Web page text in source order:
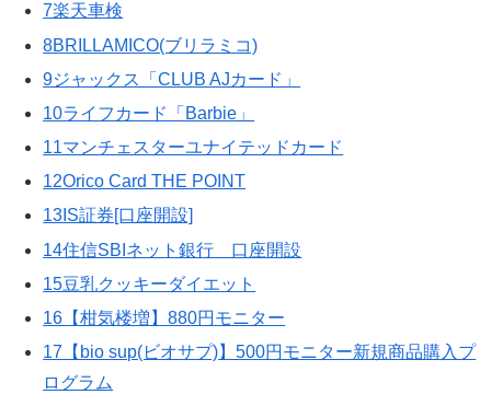
7楽天車検
8BRILLAMICO(ブリラミコ)
9ジャックス「CLUB AJカード」
10ライフカード「Barbie」
11マンチェスターユナイテッドカード
12Orico Card THE POINT
13IS証券[口座開設]
14住信SBIネット銀行 口座開設
15豆乳クッキーダイエット
16【柑気楼増】880円モニター
17【bio sup(ビオサプ)】500円モニター新規商品購入プ
ログラム